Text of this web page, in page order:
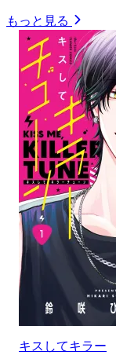
もっと見る
キスしてキラー